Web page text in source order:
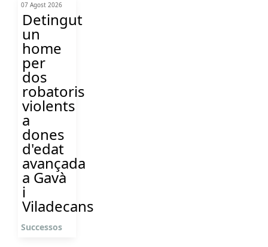
07 Agost 2026
Detingut
un
home
per
dos
robatoris
violents
a
dones
d'edat
avançada
a Gavà
i
Viladecans
Successos